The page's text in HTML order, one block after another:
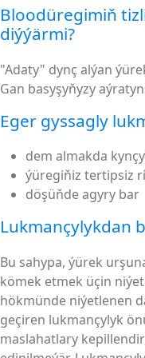
Bloodüregimiň
diýýärmi?
"Adaty" dynç alýan
Gan basyşyňyzy
Eger gyssagly
dem almakda
ýüregiňiz tertipsiz
döşüňde agyry bar
Lukmançylykdan
Bu sahypa, ýürek
kömek etmek üçin
hökmünde niýetlenen
geçiren lukmançylyk
maslahatlary